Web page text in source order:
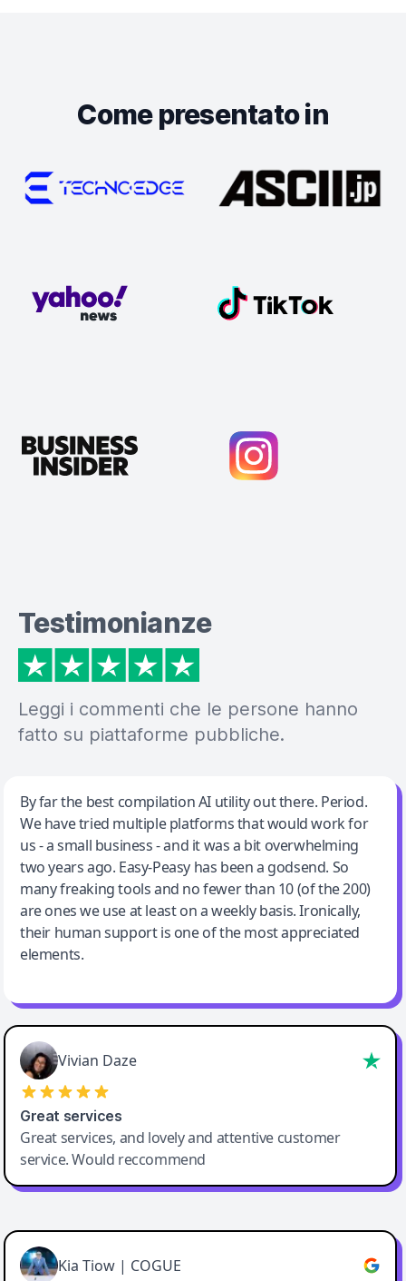
Come presentato in
Testimonianze
Leggi i commenti che le persone hanno
fatto su piattaforme pubbliche.
Jeff Wilson
By far the best compilation AI utility
By far the best compilation AI utility out there. Period.
We have tried multiple platforms that would work for
us - a small business - and it was a bit overwhelming
two years ago. Easy-Peasy has been a godsend. So
many freaking tools and no fewer than 10 (of the 200)
are ones we use at least on a weekly basis. Ironically,
their human support is one of the most appreciated
elements.
Vivian Daze
Great services
Great services, and lovely and attentive customer
service. Would reccommend
Cody Crabb
Great service, Best AI tool
Kia Tiow | COGUE